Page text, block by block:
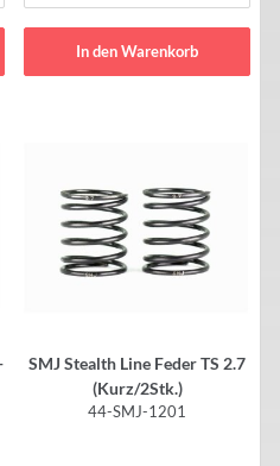
In den Warenkorb
SMJ Stealth Line Feder TS 2.7
(Kurz/2Stk.)
44-SMJ-1201